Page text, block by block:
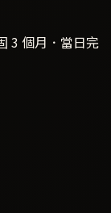
3 個月．當日完